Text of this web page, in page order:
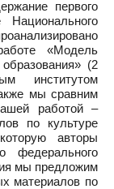
первого
Национального
«Модель
(2
институтом
мы сравним
работой –
по культуре
авторы
федерального
мы предложим
материалов по